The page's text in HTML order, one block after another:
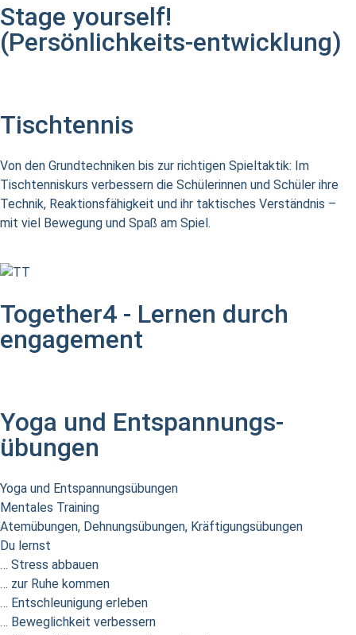
Stage yourself!
(Persönlichkeits-entwicklung)
Tischtennis
Von den Grundtechniken bis zur richtigen Spieltaktik: Im
Tischtenniskurs verbessern die Schülerinnen und Schüler ihre
Technik, Reaktionsfähigkeit und ihr taktisches Verständnis –
mit viel Bewegung und Spaß am Spiel.
Together4 - Lernen durch
engagement
Yoga und Entspannungs-
übungen
Yoga und Entspannungsübungen
Mentales Training
Atemübungen, Dehnungsübungen, Kräftigungsübungen
Du lernst
… Stress abbauen
… zur Ruhe kommen
… Entschleunigung erleben
… Beweglichkeit verbessern